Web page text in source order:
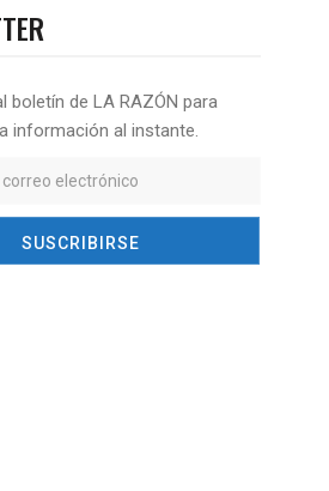
boletín de LA RAZÓN para
información al instante.